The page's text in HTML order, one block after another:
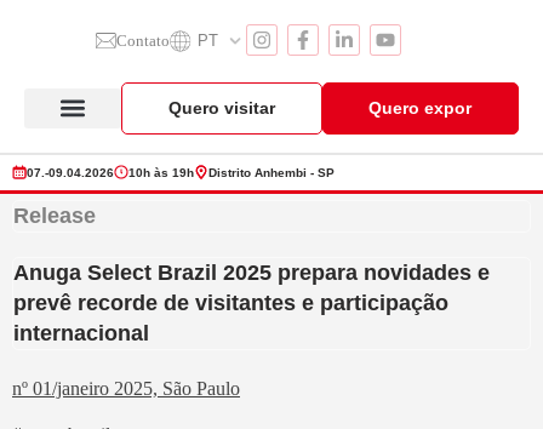
Contato PT
Quero visitar Quero expor
07.-09.04.2026 10h às 19h Distrito Anhembi - SP
Release
Anuga Select Brazil 2025 prepara novidades e
prevê recorde de visitantes e participação
internacional
nº 01/janeiro 2025, São Paulo